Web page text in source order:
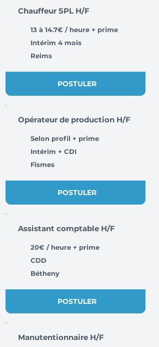
Chauffeur SPL H/F
13 à 14.7€ / heure + prime
Intérim 4 mois
Reims
POSTULER
Opérateur de production H/F
Selon profil + prime
Intérim + CDI
Fismes
POSTULER
Assistant comptable H/F
20€ / heure + prime
CDD
Bétheny
POSTULER
Manutentionnaire H/F